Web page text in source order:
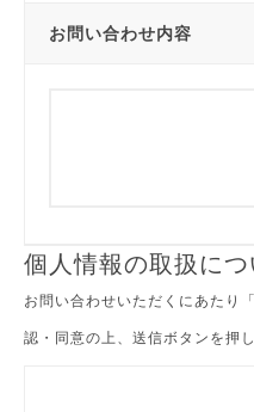
お問い合わせ内容
個人情報の取扱につ
お問い合わせいただくにあたり
認・同意の上、送信ボタンを押